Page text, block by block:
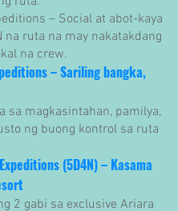
– Social at abot-kaya
na ruta na may nakatakdang
na crew.
– Sariling bangka,
sa magkasintahan, pamilya,
ng buong kontrol sa ruta
(5D4N) – Kasama
2 gabi sa exclusive Ariara